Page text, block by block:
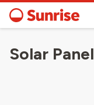
Solar Panel